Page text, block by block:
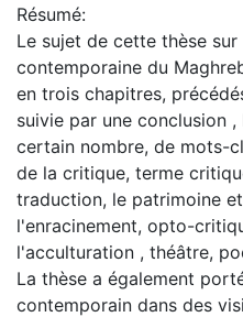
Résumé:
Le sujet de cette thèse
contemporaine du
en trois chapitres,
suivie par une conclusion
certain nombre, de mots-
de la critique, terme
traduction, le patrimoine
l'enracinement, opto-
l'acculturation , théâtre,
La thèse a également
contemporain dans des